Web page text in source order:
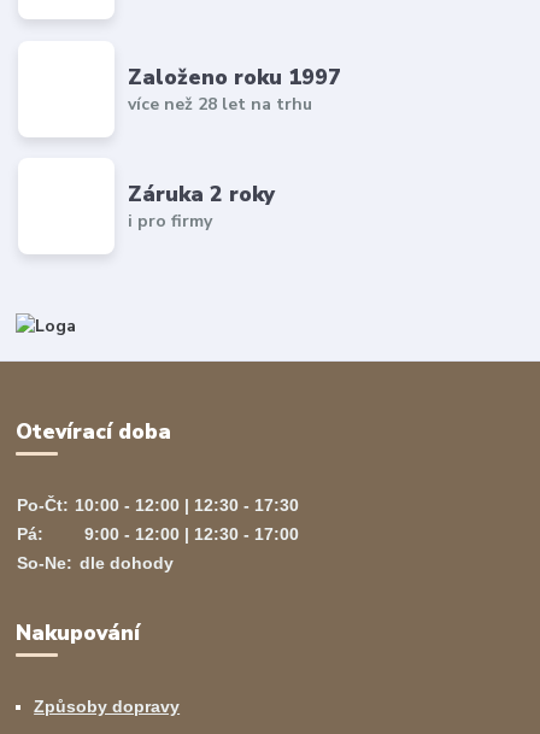
Založeno roku 1997
více než 28 let na trhu
Záruka 2 roky
i pro firmy
Otevírací doba
Po-Čt: 10:00 - 12:00 | 12:30 - 17:30
Pá:
9:00 - 12:00 | 12:30 - 17:00
So-Ne: dle dohody
Nakupování
Způsoby dopravy